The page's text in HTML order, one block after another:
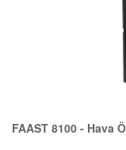
FAAST 8100 - Hava